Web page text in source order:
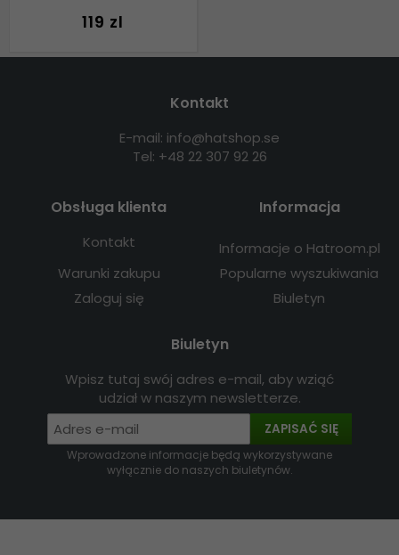
119 zl
Kontakt
E-mail: info@hatshop.se
Tel: +48 22 307 92 26
Obsługa klienta
Kontakt
Warunki zakupu
Zaloguj się
Informacja
Informacje o Hatroom.pl
Popularne wyszukiwania
Biuletyn
Biuletyn
Wpisz tutaj swój adres e-mail, aby wziąć
udział w naszym newsletterze.
ZAPISAĆ SIĘ
Wprowadzone informacje będą wykorzystywane
wyłącznie do naszych biuletynów.